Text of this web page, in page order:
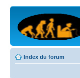
Index du forum